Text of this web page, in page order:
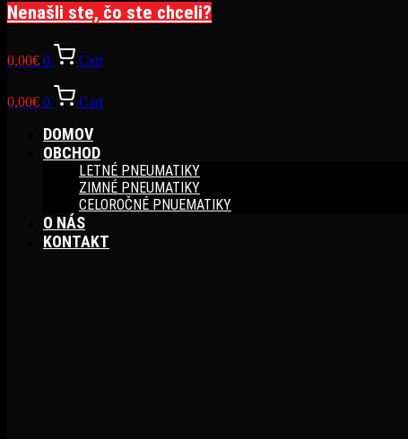
Nenašli ste, čo ste chceli?
0,00€ 0 Cart
0,00€ 0 Cart
DOMOV
OBCHOD
LETNÉ PNEUMATIKY
ZIMNÉ PNEUMATIKY
CELOROČNÉ PNUEMATIKY
O NÁS
KONTAKT